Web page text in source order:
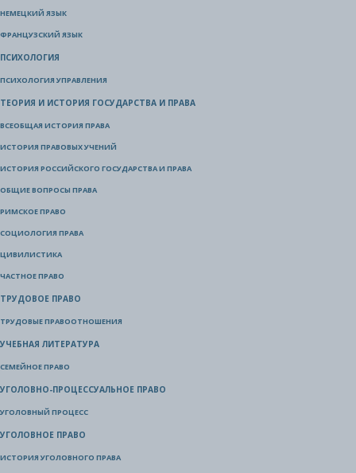
НЕМЕЦКИЙ ЯЗЫК
ФРАНЦУЗСКИЙ ЯЗЫК
ПСИХОЛОГИЯ
ПСИХОЛОГИЯ УПРАВЛЕНИЯ
ТЕОРИЯ И ИСТОРИЯ ГОСУДАРСТВА И ПРАВА
ВСЕОБЩАЯ ИСТОРИЯ ПРАВА
ИСТОРИЯ ПРАВОВЫХ УЧЕНИЙ
ИСТОРИЯ РОССИЙСКОГО ГОСУДАРСТВА И ПРАВА
ОБЩИЕ ВОПРОСЫ ПРАВА
РИМСКОЕ ПРАВО
СОЦИОЛОГИЯ ПРАВА
ЦИВИЛИСТИКА
ЧАСТНОЕ ПРАВО
ТРУДОВОЕ ПРАВО
ТРУДОВЫЕ ПРАВООТНОШЕНИЯ
УЧЕБНАЯ ЛИТЕРАТУРА
СЕМЕЙНОЕ ПРАВО
УГОЛОВНО-ПРОЦЕССУАЛЬНОЕ ПРАВО
УГОЛОВНЫЙ ПРОЦЕСС
УГОЛОВНОЕ ПРАВО
ИСТОРИЯ УГОЛОВНОГО ПРАВА